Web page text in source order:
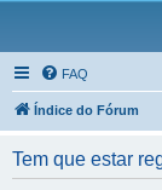
FAQ
Índice do Fórum
Tem que estar